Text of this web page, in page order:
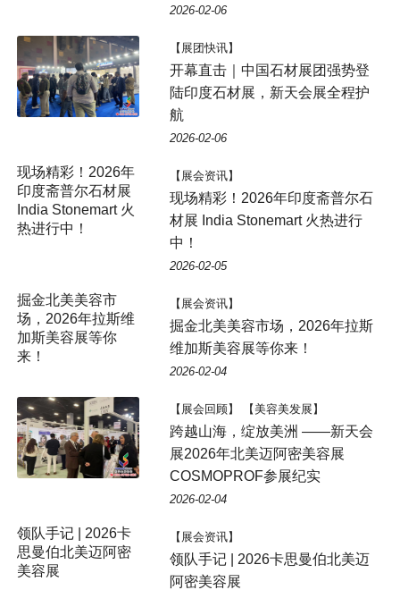
2026-02-06
【展团快讯】
开幕直击｜中国石材展团强势登
陆印度石材展，新天会展全程护
航
2026-02-06
现场精彩！2026年
印度斋普尔石材展
India Stonemart 火
热进行中！
【展会资讯】
现场精彩！2026年印度斋普尔石
材展 India Stonemart 火热进行
中！
2026-02-05
掘金北美美容市
场，2026年拉斯维
加斯美容展等你
来！
【展会资讯】
掘金北美美容市场，2026年拉斯
维加斯美容展等你来！
2026-02-04
【展会回顾】 【美容美发展】
跨越山海，绽放美洲 ——新天会
展2026年北美迈阿密美容展
COSMOPROF参展纪实
2026-02-04
领队手记 | 2026卡
思曼伯北美迈阿密
美容展
【展会资讯】
领队手记 | 2026卡思曼伯北美迈
阿密美容展